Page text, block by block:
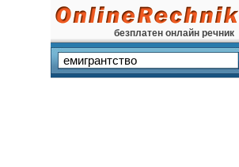
безплатен онлайн речник